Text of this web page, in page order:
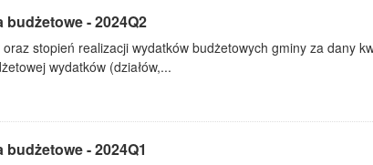
- 2024Q2
stopień realizacji wydatków budżetowych gminy za dany
wydatków (działów,...
- 2024Q1